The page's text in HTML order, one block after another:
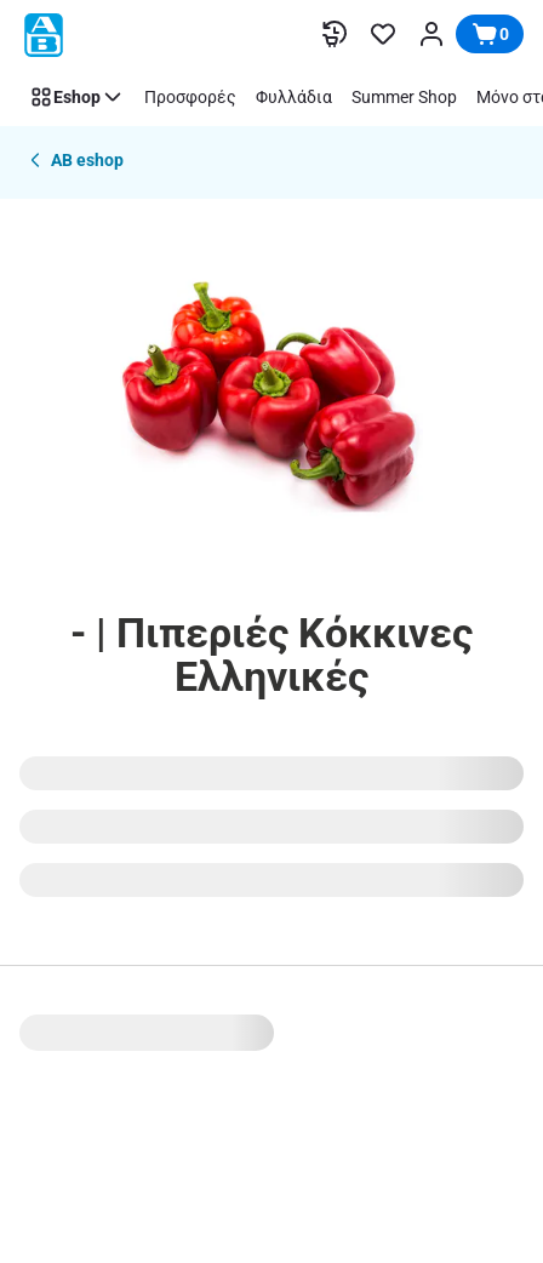
Παράλειψη 0
Eshop Προσφορές Φυλλάδια Summer Shop Μόνο
AB eshop
- | Πιπεριές Κόκκινες
Ελληνικές